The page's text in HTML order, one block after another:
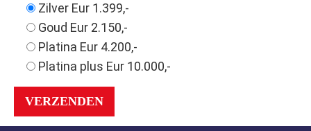
Zilver Eur 1.399,-
Goud Eur 2.150,-
Platina Eur 4.200,-
Platina plus Eur 10.000,-